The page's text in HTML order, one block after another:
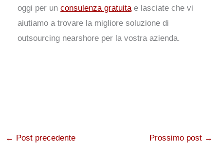
oggi per unconsulenza gratuita e lasciate che vi
aiutiamo a trovare la migliore soluzione di
outsourcing nearshore per la vostra azienda.
← Post precedente Prossimo post →